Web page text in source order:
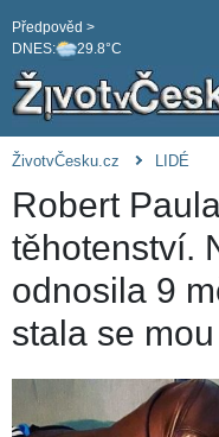
DNES: 29.8°C
Předpověd >
ŽivotvČesku.cz LIDÉ
Robert
těhotenství.
odnosila 9
stala se